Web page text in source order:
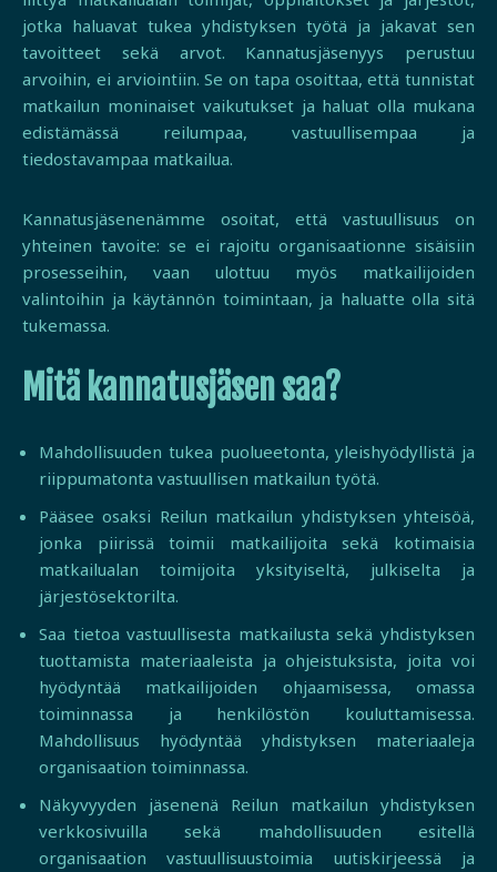
jotka haluavat tukea yhdistyksen työtä ja jakavat sen
tavoitteet sekä arvot. Kannatusjäsenyys perustuu
arvoihin, ei arviointiin. Se on tapa osoittaa, että tunnistat
matkailun moninaiset vaikutukset ja haluat olla mukana
edistämässä reilumpaa, vastuullisempaa ja
tiedostavampaa matkailua.
Kannatusjäsenenämme osoitat, että vastuullisuus on
yhteinen tavoite: se ei rajoitu organisaationne sisäisiin
prosesseihin, vaan ulottuu myös matkailijoiden
valintoihin ja käytännön toimintaan, ja haluatte olla sitä
tukemassa.
Mitä kannatusjäsen saa?
Mahdollisuuden tukea puolueetonta, yleishyödyllistä ja
riippumatonta vastuullisen matkailun työtä.
Pääsee osaksi Reilun matkailun yhdistyksen yhteisöä,
jonka piirissä toimii matkailijoita sekä kotimaisia
matkailualan toimijoita yksityiseltä, julkiselta ja
järjestösektorilta.
Saa tietoa vastuullisesta matkailusta sekä yhdistyksen
tuottamista materiaaleista ja ohjeistuksista, joita voi
hyödyntää matkailijoiden ohjaamisessa, omassa
toiminnassa ja henkilöstön kouluttamisessa.
Mahdollisuus hyödyntää yhdistyksen materiaaleja
organisaation toiminnassa.
Näkyvyyden jäsenenä Reilun matkailun yhdistyksen
verkkosivuilla sekä mahdollisuuden esitellä
organisaation vastuullisuustoimia uutiskirjeessä ja